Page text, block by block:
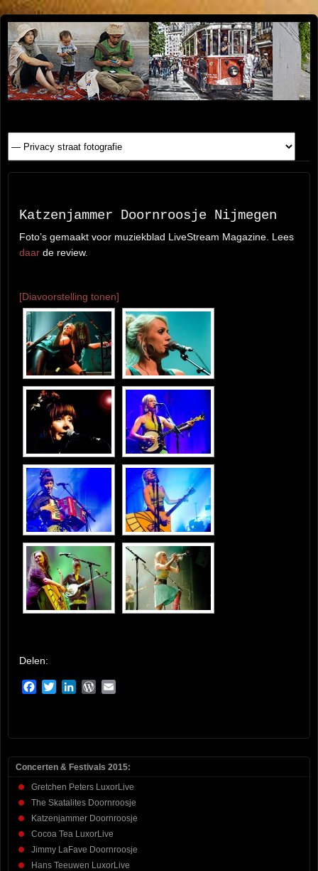
Henk
Beenen
FOTOSITE: CONCERT, STRAAT, SERIE, PEOPLE, REIS
FOTOGRAFIE
Katzenjammer Doornroosje Nijmegen
Foto’s gemaakt voor muziekblad LiveStream Magazine. Lees
daar de review.
[Diavoorstelling tonen]
Delen:
Facebook
TwitterLinkedInWordPress
Concerten & Festivals 2015:
Gretchen Peters LuxorLive
The Skatalites Doornroosje
Katzenjammer Doornroosje
Cocoa Tea LuxorLive
Jimmy LaFave Doornroosje
Hans Teeuwen LuxorLive